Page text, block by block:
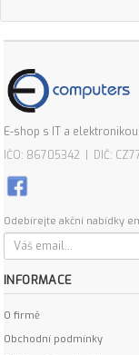
E-shop s IT a
IČO: 86705342 | DIČ:
Odebírejte akční nabídky
INFORMACE
O firmě
Obchodní podmínky